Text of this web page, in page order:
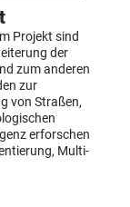
Projekt sind
der
zum anderen
zur
von Straßen,
erforschen
Multi-